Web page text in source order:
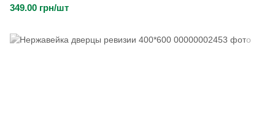
349.00 грн/шт